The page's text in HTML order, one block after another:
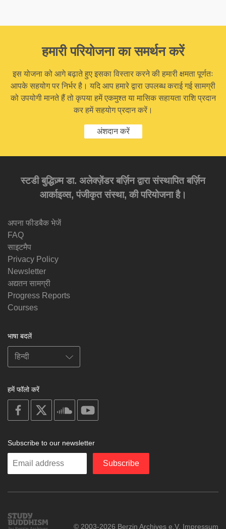
हमारी परियोजना का समर्थन करें
इस योजना को आगे बढ़ाते हुए इसका विस्तार करने की हमारी क्षमता पूर्णतः
आपके सहयोग पर निर्भर है। यदि आप हमारे द्वारा उपलब्ध कराई गई सामग्री
को उपयोगी मानते हैं तो कृपया हमें एकमुश्त या मासिक सहायता राशि प्रदान
कर हमें सहयोग प्रदान करें।
अंशदान करें
स्टडी बुद्धिज़्म डा. अलेक्ज़ेंडर बर्ज़िन द्वारा संस्थापित बर्ज़िन
आर्काइव्स, पंजीकृत संस्था, की परियोजना है।
अपना फीडबैक भेजें
FAQ
साइटमैप
Privacy Policy
Newsletter
अद्यतन सामग्री
Progress Reports
Courses
भाषा बदलें
हमें फॉलो करें
on
facebook
soundcloud
Subscribe to our newsletter
Enter
Subscribe
Study
Buddhism
© 2003-2026 Berzin Archives e.V. Impressum